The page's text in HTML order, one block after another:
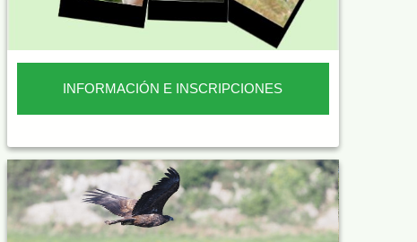
INFORMACIÓN E INSCRIPCIONES